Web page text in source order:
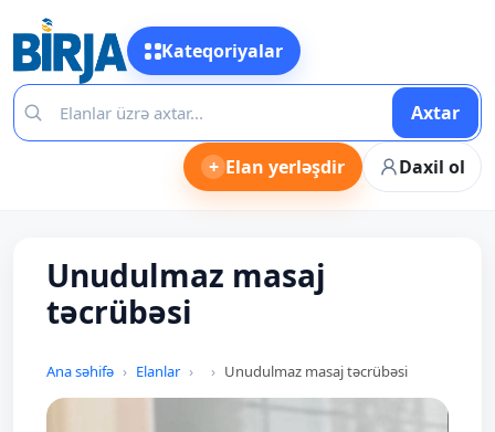
Kateqoriyalar
Axtar
+ Elan yerləşdir Daxil ol
Unudulmaz masaj
təcrübəsi
Ana səhifə Elanlar Unudulmaz masaj təcrübəsi